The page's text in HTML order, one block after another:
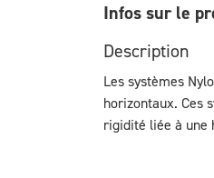
Infos sur le
Description
Les systèmes
horizontaux. Ces
rigidité liée à une